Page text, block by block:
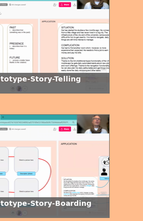
Story-Telling
Story-Boarding